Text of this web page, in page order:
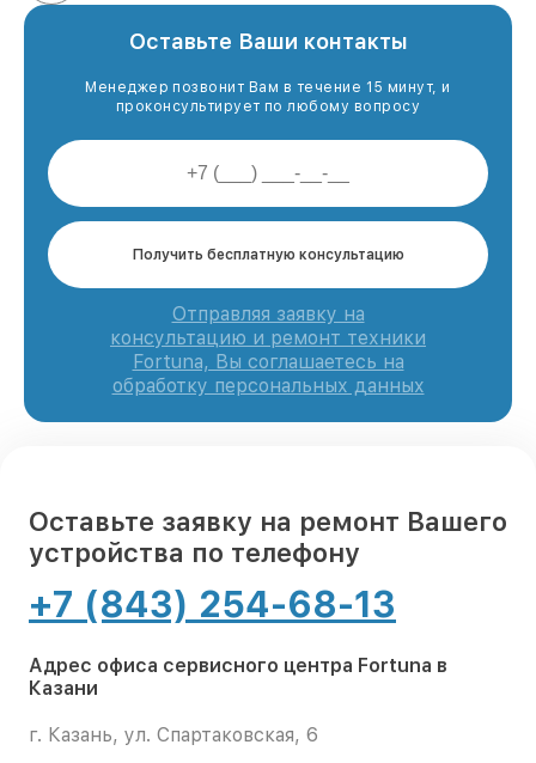
Оставьте Ваши контакты
Менеджер позвонит Вам в течение 15 минут, и
проконсультирует по любому вопросу
Получить бесплатную консультацию
Отправляя заявку на
консультацию и ремонт техники
Fortuna, Вы соглашаетесь на
обработку персональных данных
Оставьте заявку на ремонт Вашего
устройства по телефону
+7 (843) 254-68-13
Адрес офиса сервисного центра Fortuna в
Казани
г. Казань, ул. Спартаковская, 6